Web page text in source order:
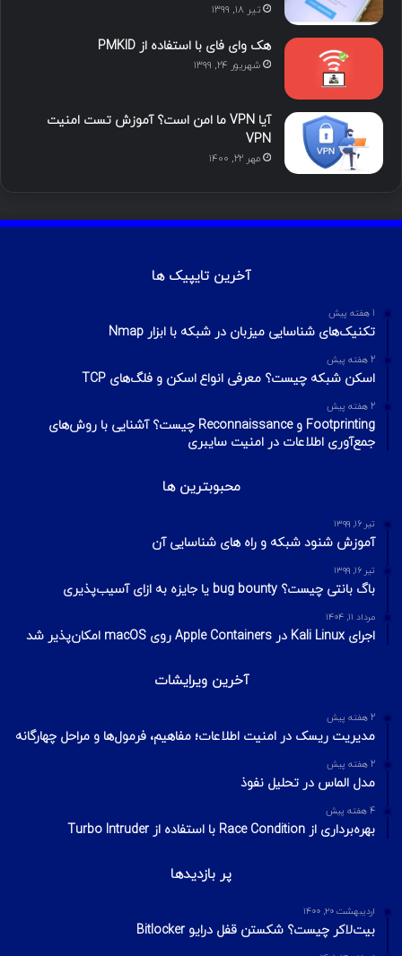
تیر ۱۸, ۱۳۹۹
هک وای فای با استفاده از PMKID
شهریور ۲۴, ۱۳۹۹
آیا VPN ما امن است؟ آموزش تست امنیت
VPN
مهر ۲۲, ۱۴۰۰
آخرین تایپیک ها
1 هفته پیش
تکنیک‌های شناسایی میزبان در شبکه با ابزار Nmap
2 هفته پیش
اسکن شبکه چیست؟ معرفی انواع اسکن و فلگ‌های TCP
2 هفته پیش
Footprinting و Reconnaissance چیست؟ آشنایی با روش‌های
جمع‌آوری اطلاعات در امنیت سایبری
محبوبترین ها
تیر ۱۶, ۱۳۹۹
آموزش شنود شبکه و راه های شناسایی آن
تیر ۱۶, ۱۳۹۹
باگ بانتی چیست؟ bug bounty یا جایزه به ازای آسیب‌پذیری
مرداد ۱۱, ۱۴۰۴
اجرای Kali Linux در Apple Containers روی macOS امکان‌پذیر شد
آخرین ویرایشات
2 هفته پیش
مدیریت ریسک در امنیت اطلاعات؛ مفاهیم، فرمول‌ها و مراحل چهارگانه
2 هفته پیش
مدل الماس در تحلیل نفوذ
4 هفته پیش
بهره‌برداری از Race Condition با استفاده از Turbo Intruder
پر بازدیدها
اردیبهشت ۲۰, ۱۴۰۰
بیت‌لاکر چیست؟ شکستن قفل درایو Bitlocker